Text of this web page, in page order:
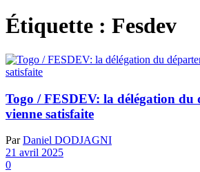
Étiquette : Fesdev
Togo / FESDEV: la délégation du
vienne satisfaite
Par Daniel DODJAGNI
21 avril 2025
0